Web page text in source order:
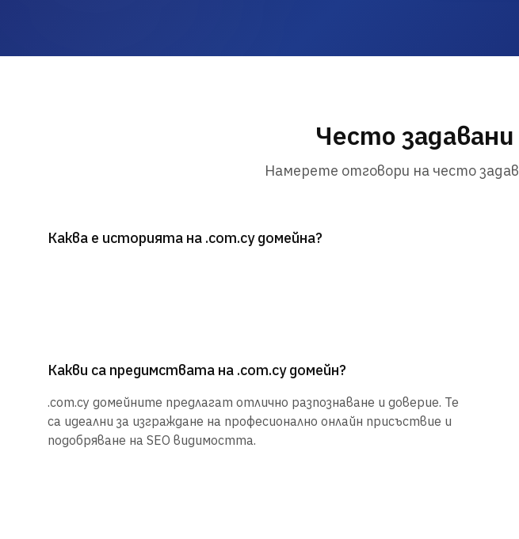
Често
Намерете отговори на често
Каква е историята на .com.cy домейна?
Какви са предимствата на .com.cy домейн?
.com.cy домейните предлагат отлично разпознаване и доверие. Те
са идеални за изграждане на професионално онлайн присъствие и
подобряване на SEO видимостта.